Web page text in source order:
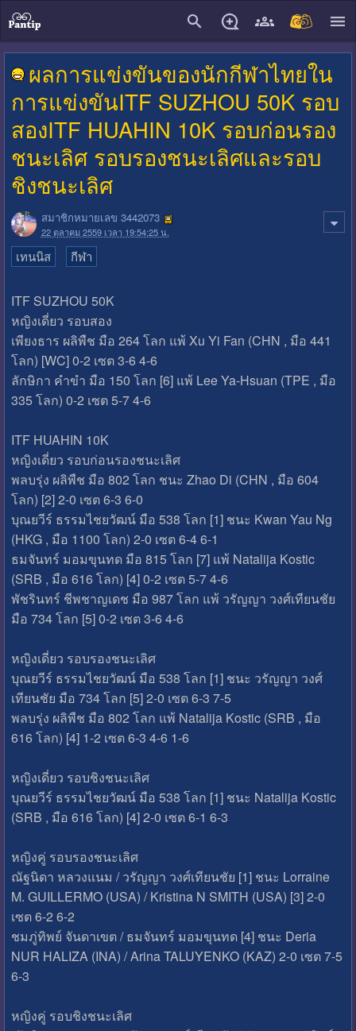
ผลการแข่งขันของนักกีฬาไทยใน
การแข่งขันITF SUZHOU 50K รอบ
สองITF HUAHIN 10K รอบก่อนรอง
ชนะเลิศ รอบรองชนะเลิศและรอบ
ชิงชนะเลิศ
สมาชิกหมายเลข 3442073
22 ตุลาคม 2559 เวลา 19:54:25 น.
เทนนิส กีฬา
ITF SUZHOU 50K
หญิงเดี่ยว รอบสอง
เพียงธาร ผลิพืช มือ 264 โลก แพ้ Xu Yi Fan (CHN , มือ 441
โลก) [WC] 0-2 เซต 3-6 4-6
ลักษิกา คำขำ มือ 150 โลก [6] แพ้ Lee Ya-Hsuan (TPE , มือ
335 โลก) 0-2 เซต 5-7 4-6
ITF HUAHIN 10K
หญิงเดี่ยว รอบก่อนรองชนะเลิศ
พลบรุ่ง ผลิพืช มือ 802 โลก ชนะ Zhao Di (CHN , มือ 604
โลก) [2] 2-0 เซต 6-3 6-0
บุณยวีร์ ธรรมไชยวัฒน์ มือ 538 โลก [1] ชนะ Kwan Yau Ng
(HKG , มือ 1100 โลก) 2-0 เซต 6-4 6-1
ธมจันทร์ มอมขุนทด มือ 815 โลก [7] แพ้ Natalija Kostic
(SRB , มือ 616 โลก) [4] 0-2 เซต 5-7 4-6
พัชรินทร์ ชีพชาญเดช มือ 987 โลก แพ้ วรัญญา วงศ์เทียนชัย
มือ 734 โลก [5] 0-2 เซต 3-6 4-6
หญิงเดี่ยว รอบรองชนะเลิศ
บุณยวีร์ ธรรมไชยวัฒน์ มือ 538 โลก [1] ชนะ วรัญญา วงศ์
เทียนชัย มือ 734 โลก [5] 2-0 เซต 6-3 7-5
พลบรุ่ง ผลิพืช มือ 802 โลก แพ้ Natalija Kostic (SRB , มือ
616 โลก) [4] 1-2 เซต 6-3 4-6 1-6
หญิงเดี่ยว รอบชิงชนะเลิศ
บุณยวีร์ ธรรมไชยวัฒน์ มือ 538 โลก [1] ชนะ Natalija Kostic
(SRB , มือ 616 โลก) [4] 2-0 เซต 6-1 6-3
หญิงคู่ รอบรองชนะเลิศ
ณัฐนิดา หลวงแนม / วรัญญา วงศ์เทียนชัย [1] ชนะ Lorraine
M. GUILLERMO (USA) / Kristina N SMITH (USA) [3] 2-0
เซต 6-2 6-2
ชมภู่ทิพย์ จันดาเขต / ธมจันทร์ มอมขุนทด [4] ชนะ Deria
NUR HALIZA (INA) / Arina TALUYENKO (KAZ) 2-0 เซต 7-5
6-3
หญิงคู่ รอบชิงชนะเลิศ
close